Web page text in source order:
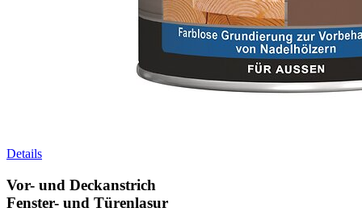
Details
Vor- und Deckanstrich
Fenster- und Türenlasur